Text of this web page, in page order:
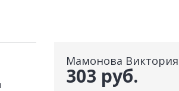
Мамонова Виктория
303 руб.